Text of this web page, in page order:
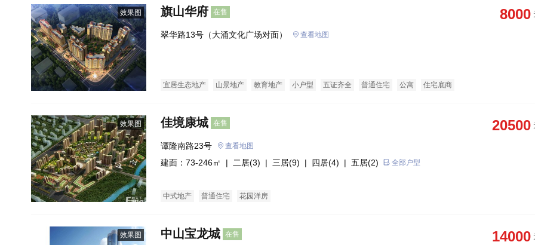
效果图 旗山华府 在售 8000
翠华路13号（大涌文化广场对面） 查看地图
宜居生态地产 山景地产 教育地产 小户型 五证齐全 普通住宅 公寓 住宅底商
效果图 佳境康城 在售 20500
谭隆南路23号 查看地图
建面：73-246㎡ | 二居(3) | 三居(9) | 四居(4) | 五居(2) 全部户型
中式地产 普通住宅 花园洋房
效果图 中山宝龙城 在售 14000